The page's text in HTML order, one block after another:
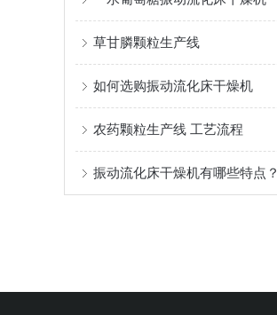
草甘膦颗粒生产线
如何选购振动流化床干燥机
农药颗粒生产线 工艺流程
振动流化床干燥机有哪些特点？